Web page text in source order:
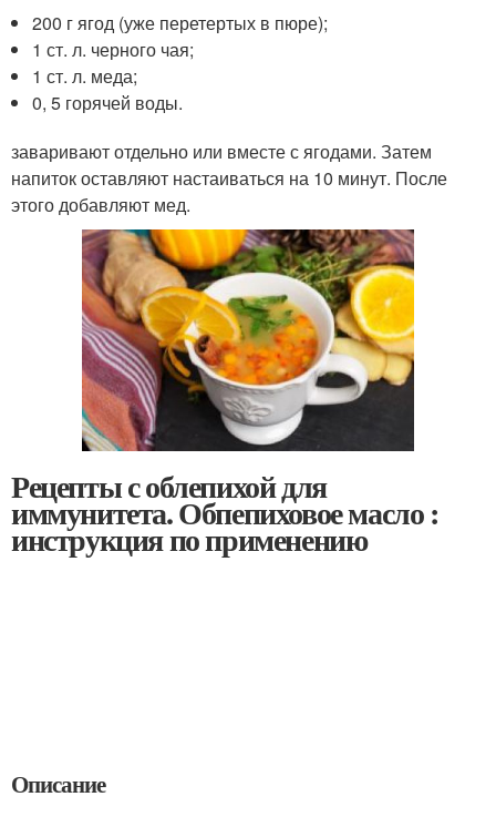
200 г ягод (уже перетертых в пюре);
1 ст. л. черного чая;
1 ст. л. меда;
0, 5 горячей воды.
заваривают отдельно или вместе с ягодами. Затем
напиток оставляют настаиваться на 10 минут. После
этого добавляют мед.
Рецепты с облепихой для
иммунитета. Обпепиховое масло :
инструкция по применению
Описание